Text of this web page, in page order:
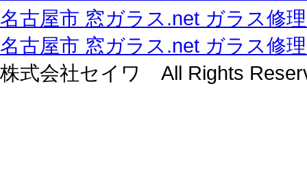
名古屋市 窓ガラス.net ガラス修
名古屋市 窓ガラス.net ガラス修
株式会社セイワ All Rights